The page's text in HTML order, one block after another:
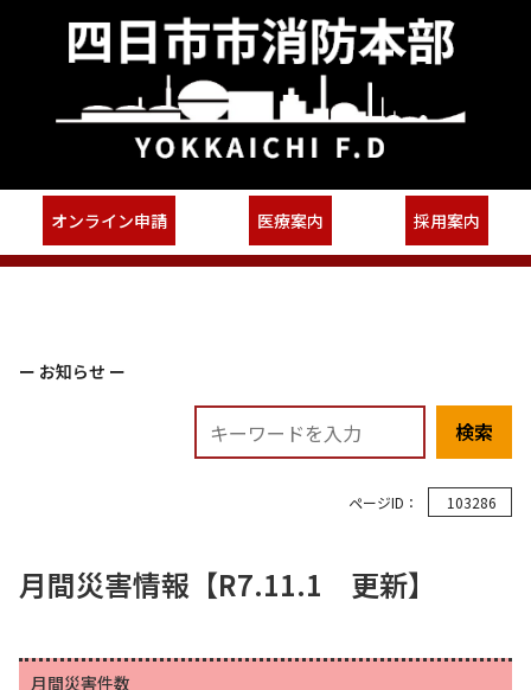
オンライン申請 医療案内 採用案内
ー お知らせ ー
検索
ページID： 103286
月間災害情報【R7.11.1 更新】
月間災害件数